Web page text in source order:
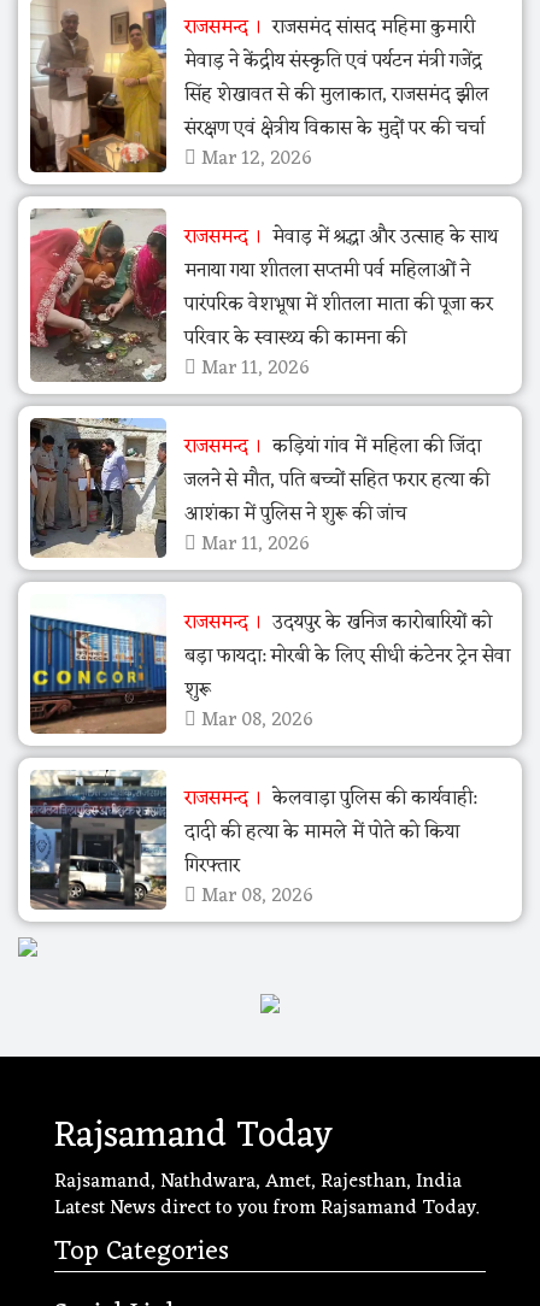
राजसमन्द
राजसमंद सांसद महिमा कुमारी
मेवाड़ ने केंद्रीय संस्कृति एवं पर्यटन मंत्री गजेंद्र
सिंह शेखावत से की मुलाकात, राजसमंद झील
संरक्षण एवं क्षेत्रीय विकास के मुद्दों पर की चर्चा
Mar 12, 2026
राजसमन्द
मेवाड़ में श्रद्धा और उत्साह के साथ
मनाया गया शीतला सप्तमी पर्व महिलाओं ने
पारंपरिक वेशभूषा में शीतला माता की पूजा कर
परिवार के स्वास्थ्य की कामना की
Mar 11, 2026
राजसमन्द
कड़ियां गांव में महिला की जिंदा
जलने से मौत, पति बच्चों सहित फरार हत्या की
आशंका में पुलिस ने शुरू की जांच
Mar 11, 2026
राजसमन्द
उदयपुर के खनिज कारोबारियों को
बड़ा फायदा: मोरबी के लिए सीधी कंटेनर ट्रेन सेवा
शुरू
Mar 08, 2026
राजसमन्द
केलवाड़ा पुलिस की कार्यवाही:
दादी की हत्या के मामले में पोते को किया
गिरफ्तार
Mar 08, 2026
Rajsamand Today
Rajsamand, Nathdwara, Amet, Rajesthan, India
Latest News direct to you from Rajsamand Today.
Top Categories